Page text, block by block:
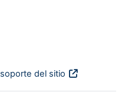
del sitio